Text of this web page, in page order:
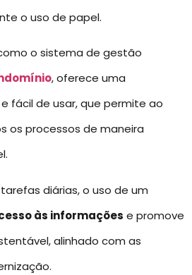
o uso de papel.
o sistema de gestão
, oferece uma
fácil de usar, que permite ao
os processos de maneira
diárias, o uso de um
às informações e promove
alinhado com as